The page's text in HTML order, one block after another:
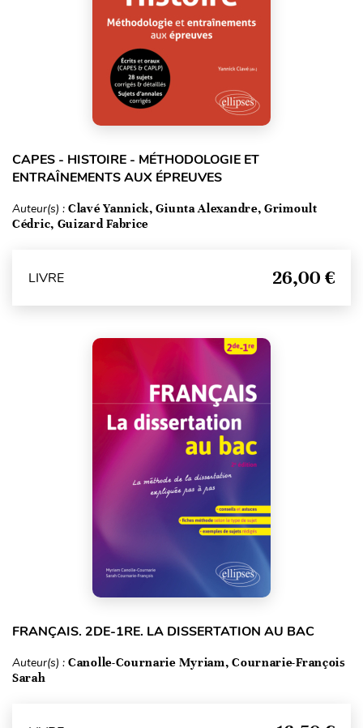
CAPES - HISTOIRE - MÉTHODOLOGIE ET
ENTRAÎNEMENTS AUX ÉPREUVES
Auteur(s) : Clavé Yannick, Giunta Alexandre, Grimoult
Cédric, Guizard Fabrice
LIVRE 26,00 €
FRANÇAIS. 2DE-1RE. LA DISSERTATION AU BAC
Auteur(s) : Canolle-Cournarie Myriam, Cournarie-François
Sarah